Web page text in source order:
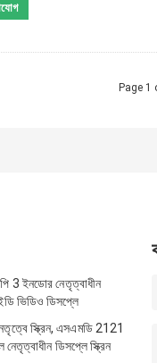
Page 1
3 ইনডোর নেতৃত্বাধীন
ভিডিও ডিসপ্লে
স্ক্রিন, এসএমডি 2121
ডিসপ্লে স্ক্রিন